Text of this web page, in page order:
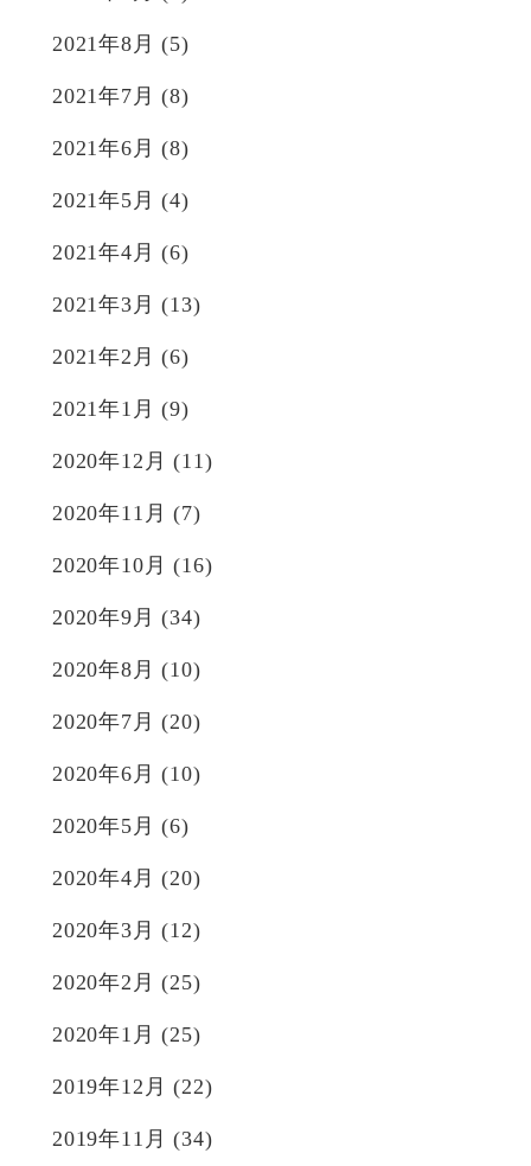
2021年8月 (5)
2021年7月 (8)
2021年6月 (8)
2021年5月 (4)
2021年4月 (6)
2021年3月 (13)
2021年2月 (6)
2021年1月 (9)
2020年12月 (11)
2020年11月 (7)
2020年10月 (16)
2020年9月 (34)
2020年8月 (10)
2020年7月 (20)
2020年6月 (10)
2020年5月 (6)
2020年4月 (20)
2020年3月 (12)
2020年2月 (25)
2020年1月 (25)
2019年12月 (22)
2019年11月 (34)